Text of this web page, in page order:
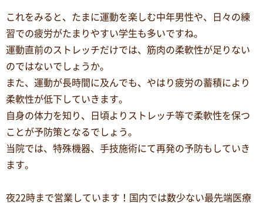
これをみると、たまに運動を楽しむ中年男性や、日々の練
習での疲労がたまりやすい学生も多いですね。
運動直前のストレッチだけでは、筋肉の柔軟性が足りない
のではないでしょうか。
また、運動が長時間に及んでも、やはり疲労の蓄積により
柔軟性が低下していきます。
自身の体力を知り、日頃よりストレッチ等で柔軟性を保つ
ことが予防策となるでしょう。
当院では、特殊機器、手技施術にて再発の予防もしていき
ます。
夜22時まで営業しています！国内では数少ない最先端医療